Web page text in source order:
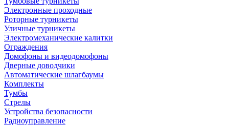
Электронные проходные
Роторные турникеты
Уличные турникеты
Электромеханические калитки
Ограждения
Домофоны и видеодомофоны
Дверные доводчики
Автоматические шлагбаумы
Комплекты
Тумбы
Стрелы
Устройства безопасности
Радиоуправление